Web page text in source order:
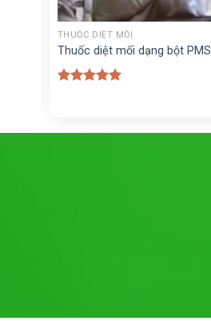
+
THUỐC DIỆT MỐI
Thuốc diệt mối dạng bột PMS